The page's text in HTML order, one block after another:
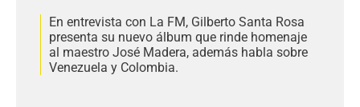
En entrevista con La FM, Gilberto Santa Rosa
presenta su nuevo álbum que rinde homenaje
al maestro José Madera, además habla sobre
Venezuela y Colombia.